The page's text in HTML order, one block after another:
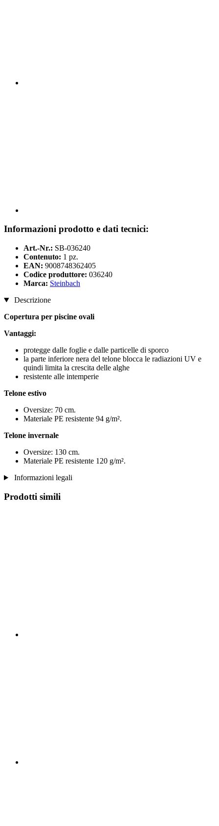
Informazioni prodotto e dati tecnici:
Art.-Nr.: SB-036240
Contenuto: 1 pz.
EAN: 9008748362405
Codice produttore: 036240
Marca: Steinbach
Descrizione
Copertura per piscine ovali
Vantaggi:
protegge dalle foglie e dalle particelle di sporco
la parte inferiore nera del telone blocca le radiazioni UV e
quindi limita la crescita delle alghe
resistente alle intemperie
Telone estivo
Oversize: 70 cm.
Materiale PE resistente 94 g/m².
Telone invernale
Oversize: 130 cm.
Materiale PE resistente 120 g/m².
Informazioni legali
Prodotti simili